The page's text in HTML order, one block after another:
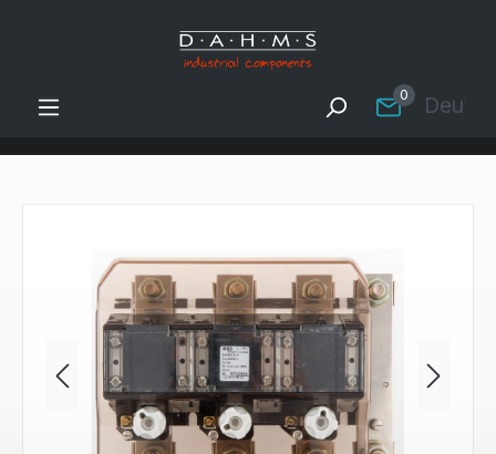
Zum Hauptinhalt springen
0
Bildergalerie überspringen